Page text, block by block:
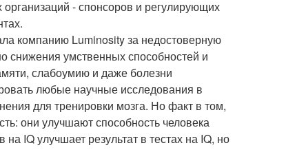
- спонсоров и регулирующих
компанию Luminosity за недостоверную
снижения умственных способностей и
слабоумию и даже болезни
любые научные исследования в
для тренировки мозга. Но факт в том,
они улучшают способность человека
IQ улучшает результат в тестах на IQ, но